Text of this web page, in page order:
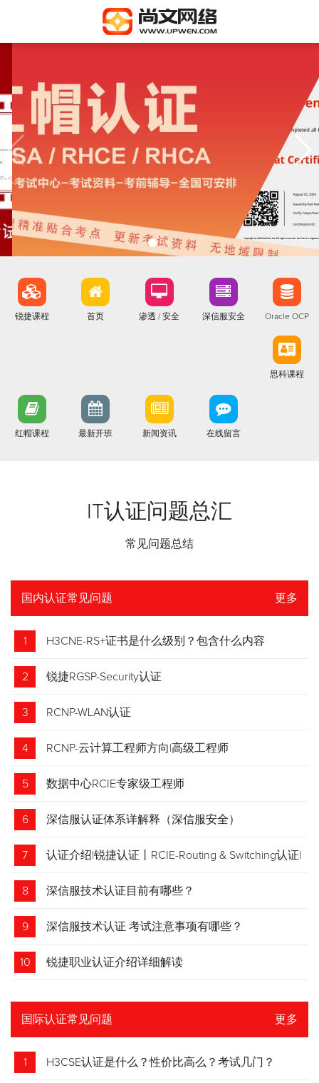
锐捷课程 首页 渗透 / 安全 深信服安全 Oracle OCP
思科课程
红帽课程 最新开班 新闻资讯 在线留言
IT认证问题总汇
常见问题总结
国内认证常见问题 更多
1 H3CNE-RS+证书是什么级别？包含什么内容
2 锐捷RGSP-Security认证
3 RCNP-WLAN认证
4 RCNP-云计算工程师方向|高级工程师
5 数据中心RCIE专家级工程师
6 深信服认证体系详解释（深信服安全）
7 认证介绍|锐捷认证丨RCIE-Routing & Switching认证|
专家级网络工程师
8 深信服技术认证目前有哪些？
9 深信服技术认证 考试注意事项有哪些？
10 锐捷职业认证介绍详细解读
国际认证常见问题 更多
1 H3CSE认证是什么？性价比高么？考试几门？